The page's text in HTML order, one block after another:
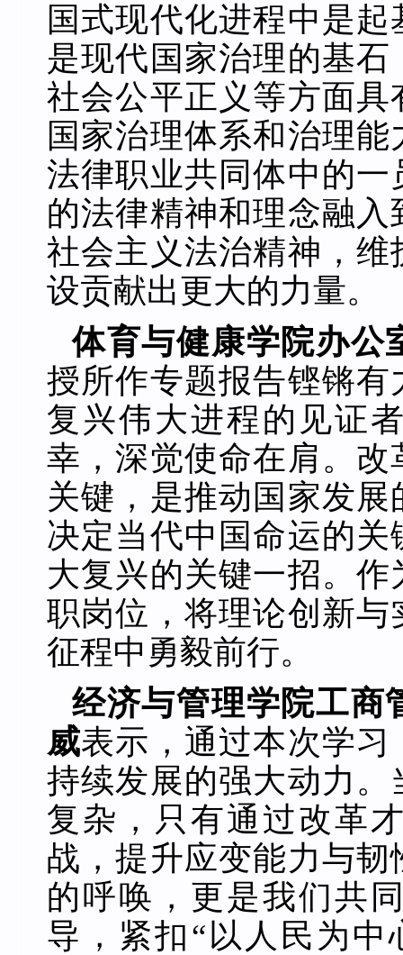
国式现代化进程中是
是现代国家治理的基
社会公平正义等方面
国家治理体系和治理
法律职业共同体中的
的法律精神和理念融
社会主义法治精神，
设贡献出更大的力量。
体育与健康学院办公
授所作专题报告铿锵
复兴伟大进程的见证
幸，深觉使命在肩。
关键，是推动国家发
决定当代中国命运的
大复兴的关键一招。
职岗位，将理论创新
征程中勇毅前行。
经济与管理学院工商
威表示，通过本次学
持续发展的强大动力
复杂，只有通过改革
战，提升应变能力与
的呼唤，更是我们共
导，紧扣“以人民为